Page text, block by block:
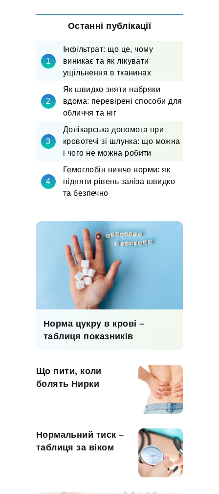
Останні публікації
Інфільтрат: що це, чому
виникає та як лікувати
ущільнення в тканинах
Як швидко зняти набряки
вдома: перевірені способи для
обличчя та ніг
Долікарська допомога при
кровотечі зі шлунка: що можна
і чого не можна робити
Гемоглобін нижче норми: як
підняти рівень заліза швидко
та безпечно
Норма цукру в крові –
таблиця показників
Що пити, коли
болять Нирки
Нормальний тиск –
таблиця за віком